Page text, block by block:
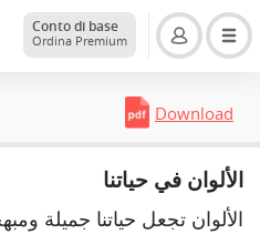
Conto di base
Ordina Premium
Download
الألوان في حياتنا
الألوان تجعل حياتنا جميلة